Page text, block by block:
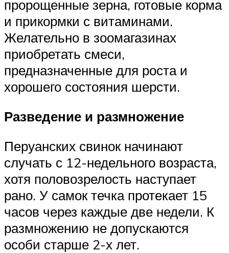
пророщенные зерна, готовые корма
и прикормки с витаминами.
Желательно в зоомагазинах
приобретать смеси,
предназначенные для роста и
хорошего состояния шерсти.
Разведение и размножение
Перуанских свинок начинают
случать с 12-недельного возраста,
хотя половозрелость наступает
рано. У самок течка протекает 15
часов через каждые две недели. К
размножению не допускаются
особи старше 2-х лет.